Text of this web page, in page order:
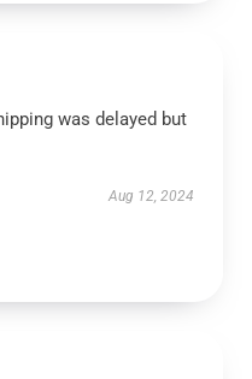
was delayed but
Aug 12, 2024